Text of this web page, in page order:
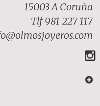
15003 A Coruña
Tlf 981 227 117